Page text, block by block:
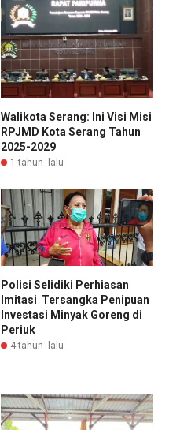
Walikota Serang: Ini Visi Misi
RPJMD Kota Serang Tahun
2025-2029
1 tahun lalu
Polisi Selidiki Perhiasan
Imitasi Tersangka Penipuan
Investasi Minyak Goreng di
Periuk
4 tahun lalu